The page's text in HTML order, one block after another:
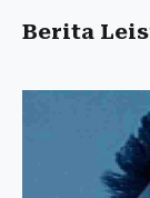
Berita